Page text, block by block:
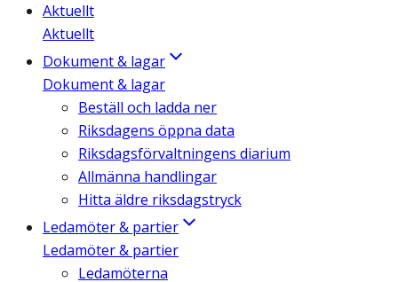
Aktuellt
Aktuellt
Dokument & lagar
Dokument & lagar
Beställ och ladda ner
Riksdagens öppna data
Riksdagsförvaltningens diarium
Allmänna handlingar
Hitta äldre riksdagstryck
Ledamöter & partier
Ledamöter & partier
Ledamöterna